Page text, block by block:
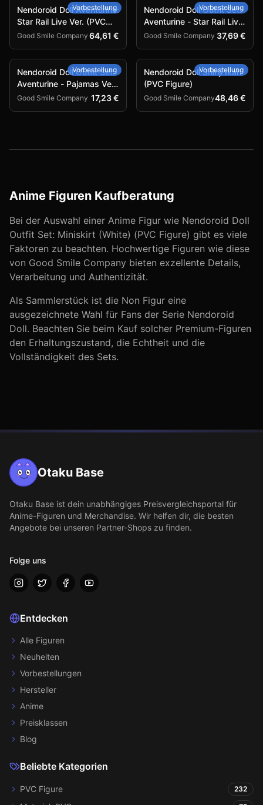
Vorbestellung
Nendoroid Doll Aventurine:
Star Rail Live Ver. (PVC
Figure)
Good Smile Company 64,61 €
Vorbestellung
Nendoroid Doll Outfit Set:
Aventurine - Star Rail Live
Ver. (PVC Figure)
Good Smile Company 37,69 €
Vorbestellung
Nendoroid Doll Outfit Set:
Aventurine - Pajamas Ver.
(PVC Figure)
Good Smile Company 17,23 €
Vorbestellung
Nendoroid Doll Shinji Ikari
(PVC Figure)
Good Smile Company48,46 €
Anime Figuren Kaufberatung
Bei der Auswahl einer Anime Figur wie Nendoroid Doll
Outfit Set: Miniskirt (White) (PVC Figure) gibt es viele
Faktoren zu beachten. Hochwertige Figuren wie diese
von Good Smile Company bieten exzellente Details,
Verarbeitung und Authentizität.
Als Sammlerstück ist die Non Figur eine
ausgezeichnete Wahl für Fans der Serie Nendoroid
Doll. Beachten Sie beim Kauf solcher Premium-Figuren
den Erhaltungszustand, die Echtheit und die
Vollständigkeit des Sets.
Otaku Base
Otaku Base ist dein unabhängiges Preisvergleichsportal für
Anime-Figuren und Merchandise. Wir helfen dir, die besten
Angebote bei unseren Partner-Shops zu finden.
Folge uns
Entdecken
Alle Figuren
Neuheiten
Vorbestellungen
Hersteller
Anime
Preisklassen
Blog
Beliebte Kategorien
PVC Figure 232